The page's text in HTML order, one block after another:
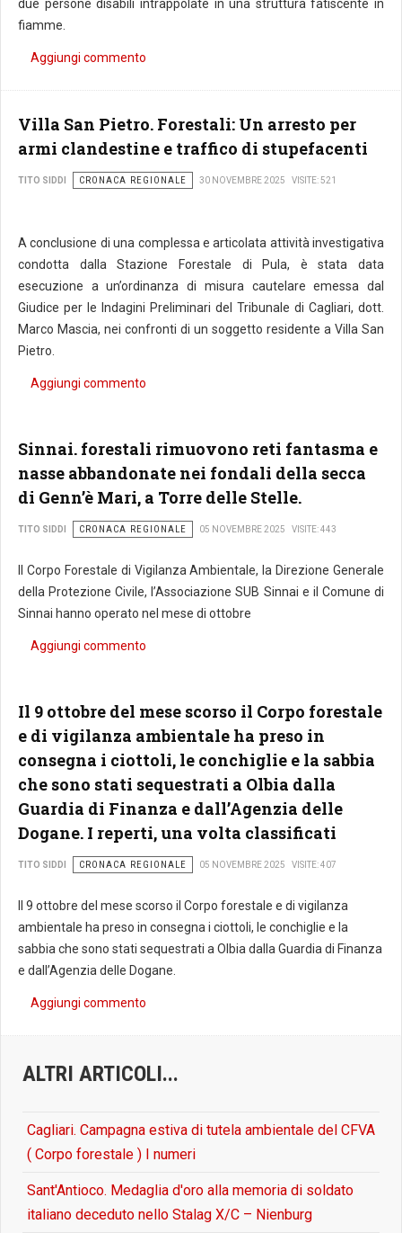
due persone disabili intrappolate in una struttura fatiscente in
fiamme.
Aggiungi commento
Villa San Pietro. Forestali: Un arresto per
armi clandestine e traffico di stupefacenti
TITO SIDDI CRONACA REGIONALE 30 NOVEMBRE 2025 VISITE: 521
A conclusione di una complessa e articolata attività investigativa
condotta dalla Stazione Forestale di Pula, è stata data
esecuzione a un’ordinanza di misura cautelare emessa dal
Giudice per le Indagini Preliminari del Tribunale di Cagliari, dott.
Marco Mascia, nei confronti di un soggetto residente a Villa San
Pietro.
Aggiungi commento
Sinnai. forestali rimuovono reti fantasma e
nasse abbandonate nei fondali della secca
di Genn’è Mari, a Torre delle Stelle.
TITO SIDDI CRONACA REGIONALE 05 NOVEMBRE 2025 VISITE: 443
Il Corpo Forestale di Vigilanza Ambientale, la Direzione Generale
della Protezione Civile, l’Associazione SUB Sinnai e il Comune di
Sinnai hanno operato nel mese di ottobre
Aggiungi commento
Il 9 ottobre del mese scorso il Corpo forestale
e di vigilanza ambientale ha preso in
consegna i ciottoli, le conchiglie e la sabbia
che sono stati sequestrati a Olbia dalla
Guardia di Finanza e dall’Agenzia delle
Dogane. I reperti, una volta classificati
TITO SIDDI CRONACA REGIONALE 05 NOVEMBRE 2025 VISITE: 407
Il 9 ottobre del mese scorso il Corpo forestale e di vigilanza
ambientale ha preso in consegna i ciottoli, le conchiglie e la
sabbia che sono stati sequestrati a Olbia dalla Guardia di Finanza
e dall’Agenzia delle Dogane.
Aggiungi commento
ALTRI ARTICOLI...
Cagliari. Campagna estiva di tutela ambientale del CFVA
( Corpo forestale ) I numeri
Sant'Antioco. Medaglia d'oro alla memoria di soldato
italiano deceduto nello Stalag X/C – Nienburg